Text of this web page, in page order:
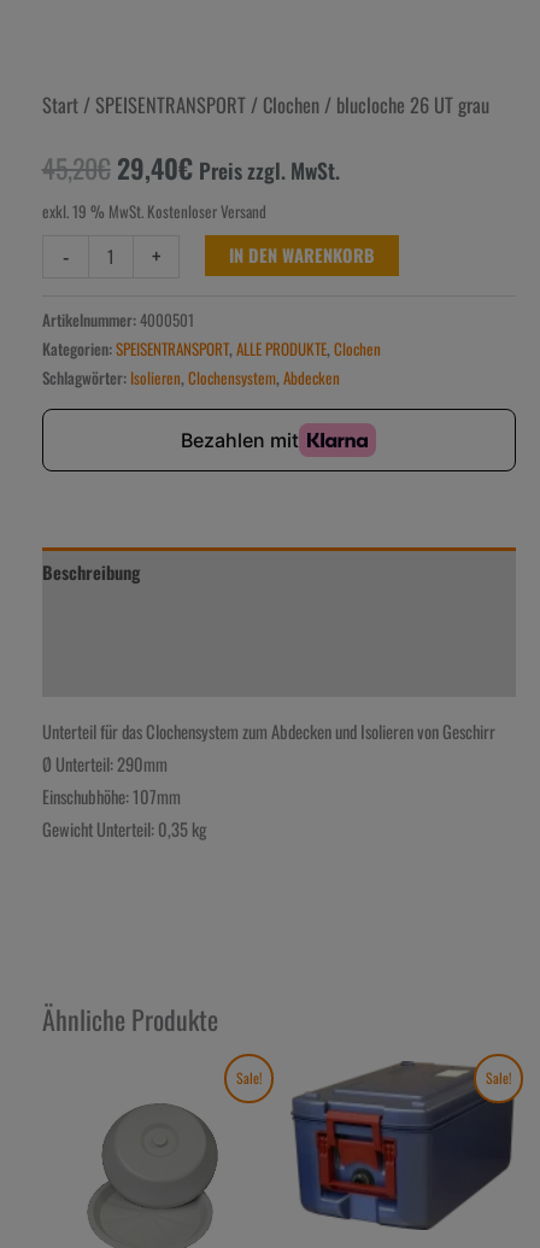
Start/ SPEISENTRANSPORT/ Clochen/ blucloche 26 UT grau
45,20€ 29,40€ Preis zzgl. MwSt.
exkl. 19 % MwSt. Kostenloser Versand
- + IN DEN WARENKORB
Artikelnummer:4000501
Kategorien:SPEISENTRANSPORT, ALLE PRODUKTE, Clochen
Schlagwörter: Isolieren, Clochensystem, Abdecken
Beschreibung
Unterteil für das Clochensystem zum Abdecken und Isolieren von Geschirr
Ø Unterteil: 290mm
Einschubhöhe: 107mm
Gewicht Unterteil: 0,35 kg
Ähnliche Produkte
Sale!
43,70€28,40€.
Sale!
Ursprünglicher
war:
1.098,00€
Aktueller
Preis
714,00€.